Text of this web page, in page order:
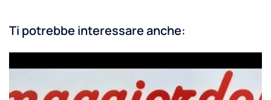
Ti potrebbe interessare anche: